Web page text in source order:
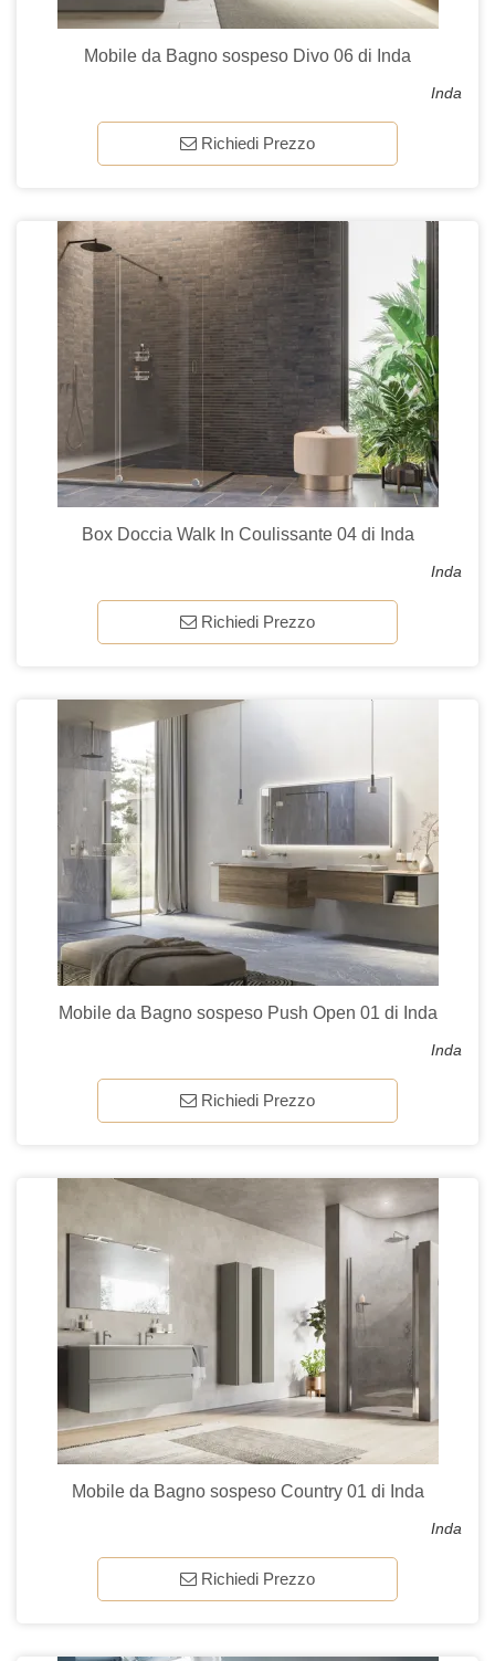
Mobile da Bagno sospeso Divo 06 di Inda
Inda
Richiedi Prezzo
Box Doccia Walk In Coulissante 04 di Inda
Inda
Richiedi Prezzo
Mobile da Bagno sospeso Push Open 01 di Inda
Inda
Richiedi Prezzo
Mobile da Bagno sospeso Country 01 di Inda
Inda
Richiedi Prezzo